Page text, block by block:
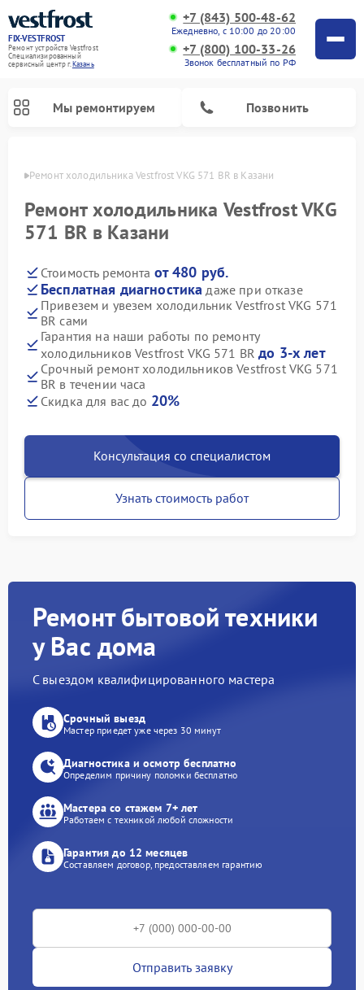
FIX-VESTFROST
Ремонт устройств Vestfrost
Специализированный
cервисный центр г.Казань
+7 (843) 500-48-62
Ежедневно, с 10:00 до 20:00
+7 (800) 100-33-26
Звонок бесплатный по РФ
Мы ремонтируем Позвонить
Ремонт холодильника Vestfrost VKG 571 BR в Казани
Ремонт холодильника Vestfrost VKG
571 BR в Казани
Стоимость ремонта от 480 руб.
Бесплатная диагностика даже при отказе
Привезем и увезем холодильник Vestfrost VKG 571
BR сами
Гарантия на наши работы по ремонту
холодильников Vestfrost VKG 571 BRдо 3-х лет
Срочный ремонт холодильников Vestfrost VKG 571
BR в течении часа
Скидка для вас до 20%
Консультация со специалистом
Узнать стоимость работ
Ремонт бытовой техники
у Вас дома
С выездом квалифицированного мастера
Срочный выезд
Мастер приедет уже через 30 минут
Диагностика и осмотр бесплатно
Определим причину поломки бесплатно
Мастера со стажем 7+ лет
Работаем с техникой любой сложности
Гарантия до 12 месяцев
Составляем договор, предоставляем гарантию
Отправить заявку